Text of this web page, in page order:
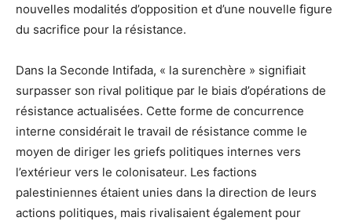
nouvelles modalités d’opposition et d’une nouvelle figure
du sacrifice pour la résistance.
Dans la Seconde Intifada, « la surenchère » signifiait
surpasser son rival politique par le biais d’opérations de
résistance actualisées. Cette forme de concurrence
interne considérait le travail de résistance comme le
moyen de diriger les griefs politiques internes vers
l’extérieur vers le colonisateur. Les factions
palestiniennes étaient unies dans la direction de leurs
actions politiques, mais rivalisaient également pour